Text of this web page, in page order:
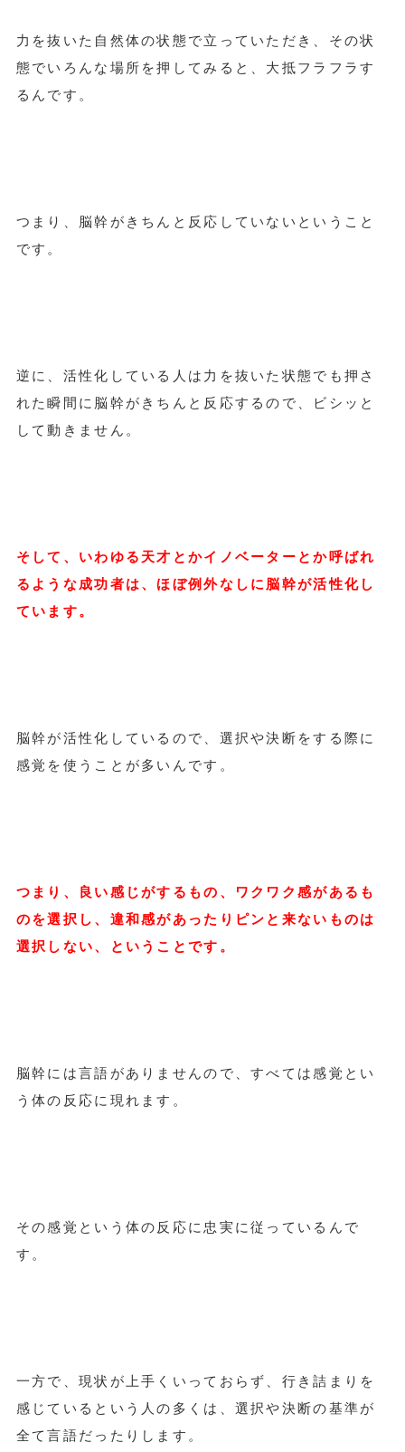
力を抜いた自然体の状態で立っていただき、その状
態でいろんな場所を押してみると、大抵フラフラす
るんです。
つまり、脳幹がきちんと反応していないということ
です。
逆に、活性化している人は力を抜いた状態でも押さ
れた瞬間に脳幹がきちんと反応するので、ビシッと
して動きません。
そして、いわゆる天才とかイノベーターとか呼ばれ
るような成功者は、ほぼ例外なしに脳幹が活性化し
ています。
脳幹が活性化しているので、選択や決断をする際に
感覚を使うことが多いんです。
つまり、良い感じがするもの、ワクワク感があるも
のを選択し、違和感があったりピンと来ないものは
選択しない、ということです。
脳幹には言語がありませんので、すべては感覚とい
う体の反応に現れます。
その感覚という体の反応に忠実に従っているんで
す。
一方で、現状が上手くいっておらず、行き詰まりを
感じているという人の多くは、選択や決断の基準が
全て言語だったりします。